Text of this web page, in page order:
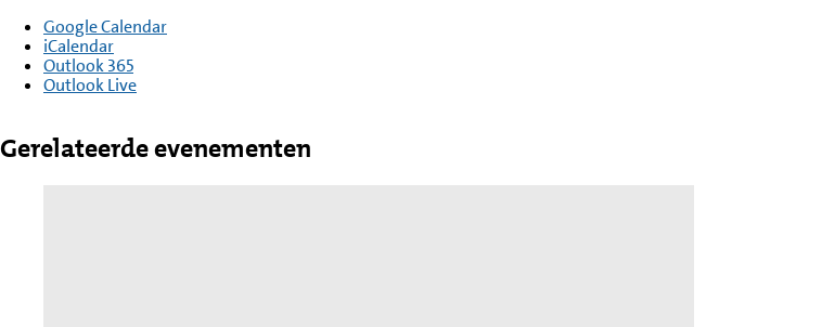
Google Calendar
iCalendar
Outlook 365
Outlook Live
Gerelateerde evenementen